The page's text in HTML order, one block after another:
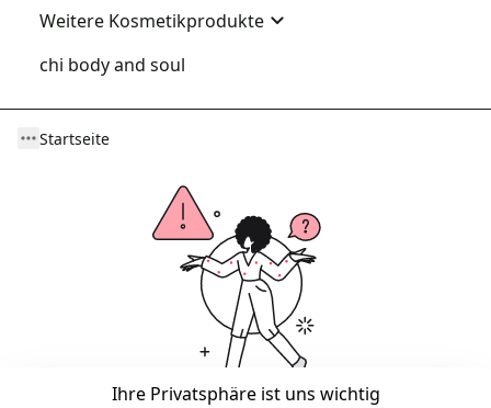
Weitere Kosmetikprodukte
chi body and soul
Startseite
Ihre Privatsphäre ist uns wichtig